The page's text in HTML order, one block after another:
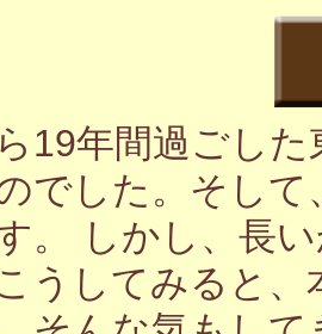
19年間過ごし
でした。そし
。 しかし、長
うしてみると